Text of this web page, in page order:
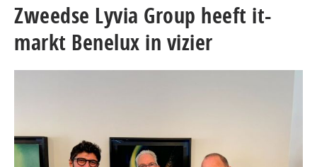
Zweedse Lyvia Group heeft it-
markt Benelux in vizier